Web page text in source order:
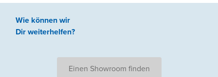
Wie können wir
Dir weiterhelfen?
Einen Showroom finden